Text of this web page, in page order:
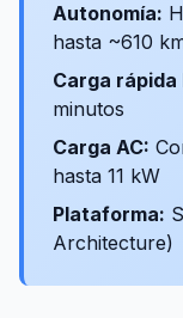
Autonomía:
hasta ~610
Carga rápida
minutos
Carga AC:
hasta 11 kW
Plataforma:
Architecture)